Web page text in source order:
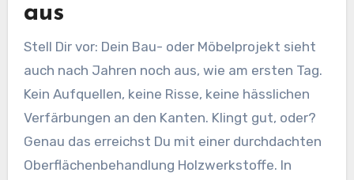
aus
Stell Dir vor: Dein Bau- oder Möbelprojekt sieht
auch nach Jahren noch aus, wie am ersten Tag.
Kein Aufquellen, keine Risse, keine hässlichen
Verfärbungen an den Kanten. Klingt gut, oder?
Genau das erreichst Du mit einer durchdachten
Oberflächenbehandlung Holzwerkstoffe. In